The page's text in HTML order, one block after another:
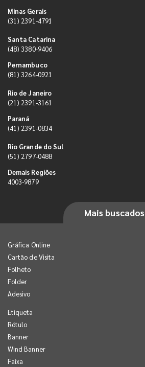
Minas Gerais
(31) 2391-4791
Santa Catarina
(48) 3380-9406
Pernambuco
(81) 3264-0921
Rio de Janeiro
(21) 2391-3161
Paraná
(41) 2391-0834
Rio Grande do Sul
(51) 2797-0488
Demais Regiões
4003-9879
Mais buscados
Gráfica Online
Cartão de Visita
Folheto
Folder
Adesivo
Etiqueta
Rótulo
Banner
Wind Banner
Faixa